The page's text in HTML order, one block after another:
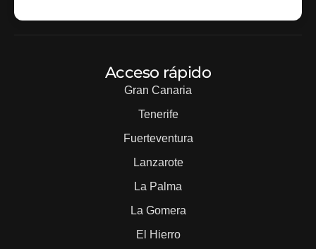
Acceso rápido
Gran Canaria
Tenerife
Fuerteventura
Lanzarote
La Palma
La Gomera
El Hierro